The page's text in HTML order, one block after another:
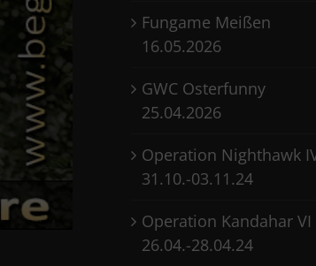
Fungame Meißen
16.05.2026
GWC Osterfunny
25.04.2026
Operation Nighthawk
31.10.-03.11.24
Operation Kandahar VI
26.04.-28.04.24